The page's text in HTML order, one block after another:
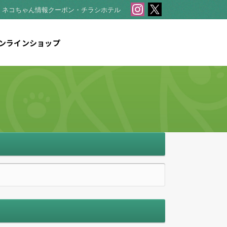
コちゃん情報クーポン・チラシホテル
ラインショップ